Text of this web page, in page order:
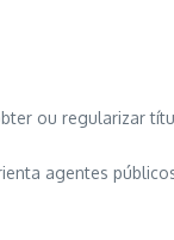
ou regularizar
agentes